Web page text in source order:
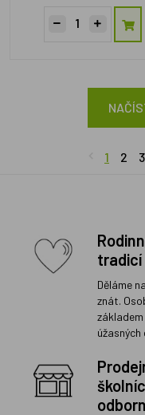
1 2 3
tradicí
Děláme
znát.